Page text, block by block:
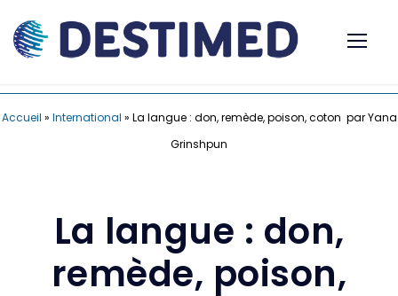
Accueil » International » La langue : don, remède, poison, coton par Yana
Grinshpun
La langue : don,
remède, poison,